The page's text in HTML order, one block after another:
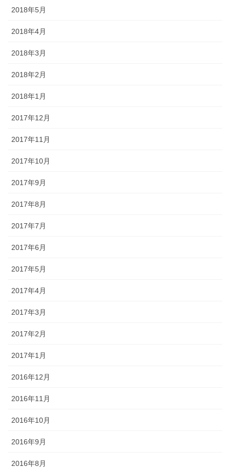
2018年5月
2018年4月
2018年3月
2018年2月
2018年1月
2017年12月
2017年11月
2017年10月
2017年9月
2017年8月
2017年7月
2017年6月
2017年5月
2017年4月
2017年3月
2017年2月
2017年1月
2016年12月
2016年11月
2016年10月
2016年9月
2016年8月